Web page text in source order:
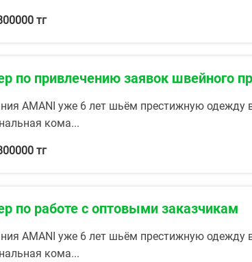
тг
по привлечению заявок швейного
AMANI уже 6 лет шьём престижную одежду
кома...
тг
по работе с оптовыми заказчикам
AMANI уже 6 лет шьём престижную одежду
кома...